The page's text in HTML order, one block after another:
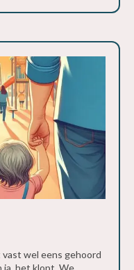
wel eens gehoord
ja, het klopt. We